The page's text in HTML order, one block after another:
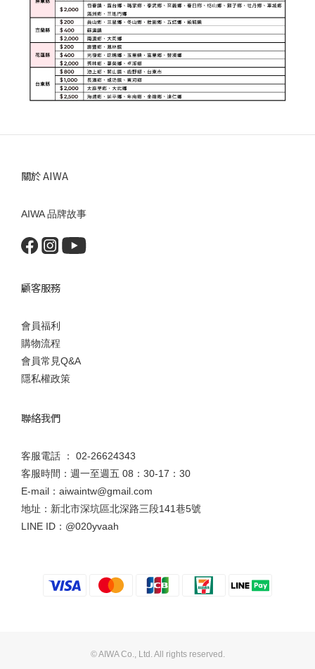
關於 AIWA
AIWA 品牌故事
顧客服務
會員福利
購物流程
會員常見Q&A
隱私權政策
聯絡我們
客服電話 ： 02-26624343
客服時間：週一至週五 08：30-17：30
E-mail：aiwaintw@gmail.com
地址：新北市深坑區北深路三段141巷5號
LINE ID： @020yvaah
© AIWA Co., Ltd. All rights reserved.